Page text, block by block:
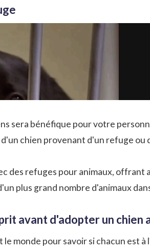
sera bénéfique pour votre
d'un chien provenant d'un refuge
des refuges pour animaux,
plus grand nombre d'animaux
avant d'adopter un chien
monde pour savoir si chacun est